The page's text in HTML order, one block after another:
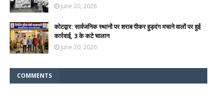
June 20, 2026
कोटद्वार: सार्वजनिक स्थानों पर शराब पीकर हुड़दंग मचाने वालों पर हुई
कार्रवाई, 3 के कटे चालान
June 20, 2026
COMMENTS